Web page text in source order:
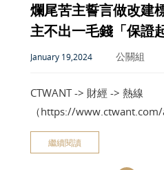
爛尾苦主誓言做改建
主不出一毛錢「保證
January 19,2024 公關組
CTWANT -> 財經 -> 熱線
（https://
繼續閱讀